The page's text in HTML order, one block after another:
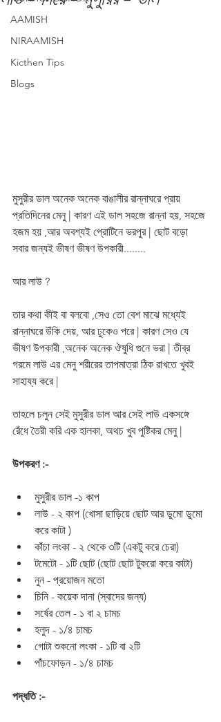
AAMISH
NIRAAMISH
Kicthen Tips
Blogs
মুসুরীর ডাল অনেক অনেক বাঙালীর রান্নাঘরে প্রায়
প্রতিদিনের মেনু | কারণ এই ডাল সহজে রান্না হয়, সহজে
হজম হয় ,আর অবশ্যই প্রোটিনে ভরপুর | ছোট বড়ো
সবার জন্যই ভীষণ ভীষণ উপকারী........
আর লাউ ?
তার কথা কীই বা বলবো ,সেও তো বেশ মাঝে মধ্যেই
রান্নাঘরে উঁকি দেয়, আর ঢুকেও পরে | কারণ সেও যে
ভীষণ উপকারী ,অনেক অনেক ঔষুধি গুনে ভরা | তীব্র
গরমে লাউ এর মেনু শরীরের তাপমাত্রা ঠিক রাখতে খুবই
সাহায্য করে |
তাহলে চলুন সেই মুসুরীর ডাল আর সেই লাউ একসঙ্গে
রেঁধে তৈরী করি এক হালকা, অথচ খুব পুষ্টিকর মেনু |
উপকরণ :-
মুসুরীর ডাল -১ কাপ
লাউ - ২ কাপ (খোসা ছাড়িয়ে ছোট আর ডুমো ডুমো
করে কাটা )
কাঁচা লংকা - ২ থেকে ৩টি (একটু করে চেরা)
টমেটো - ১টি ছোট (ছোট ছোট টুকরো করে কাটা)
নুন - প্রয়োজন মতো
চিনি - কয়েক দানা (স্বাদের জন্য)
সর্ষের তেল - ১ বা ২ চামচ
হলুদ - ১/৪ চামচ
গোটা শুকনো লংকা - ১টি বা ২টি
পাঁচফোড়ন - ১/৪ চামচ
পদ্ধতি :-